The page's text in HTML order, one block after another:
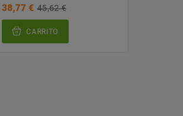
38,77 € 45,62 €
CARRITO